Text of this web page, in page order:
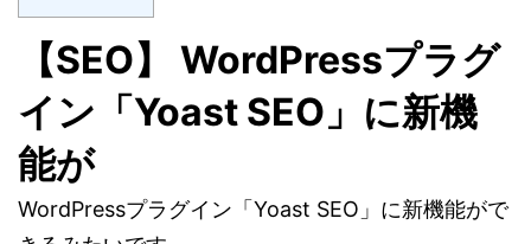
【SEO】 WordPressプラグ
イン「Yoast SEO」に新機
能が
WordPressプラグイン「Yoast SEO」に新機能がで